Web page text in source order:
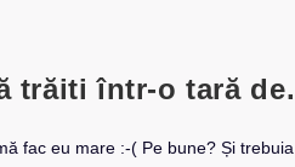
trăiti într-o tară
fac eu mare :-( Pe bune? Și